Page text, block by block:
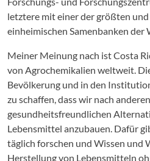
letztere mit einer der größten
einheimischen Samenbanken der
Meiner Meinung nach ist Costa
von Agrochemikalien weltweit.
Bevölkerung und in den
zu schaffen, dass wir nach
gesundheitsfreundlichen
Lebensmittel anzubauen. Dafür
täglich forschen und Wissen und
Herstellung von Lebensmitteln